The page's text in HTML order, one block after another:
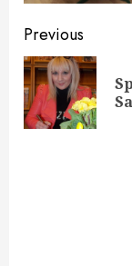
Continue
Reading
Previous